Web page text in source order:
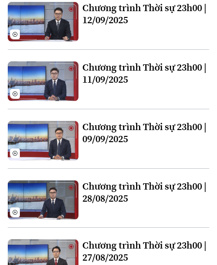
Xu hướng
Chuyên mục
Chương trình Thời sự 23h00 |
12/09/2025
Chương trình Thời sự 23h00 |
11/09/2025
Chương trình Thời sự 23h00 |
09/09/2025
Chương trình Thời sự 23h00 |
28/08/2025
Chương trình Thời sự 23h00 |
27/08/2025